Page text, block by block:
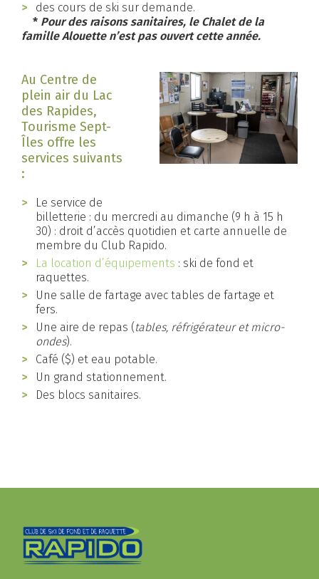
des cours de ski sur demande.
* Pour des raisons sanitaires, le Chalet de la
famille Alouette n’est pas ouvert cette année.
Au Centre de
plein air du Lac
des Rapides,
Tourisme Sept-
Îles offre les
services suivants
:
Le service de
billetterie : du mercredi au dimanche (9 h à 15 h
30) : droit d’accès quotidien et carte annuelle de
membre du Club Rapido.
La location d’équipements : ski de fond et
raquettes.
Une salle de fartage avec tables de fartage et
fers.
Une aire de repas (tables, réfrigérateur et micro-
ondes).
Café ($) et eau potable.
Un grand stationnement.
Des blocs sanitaires.